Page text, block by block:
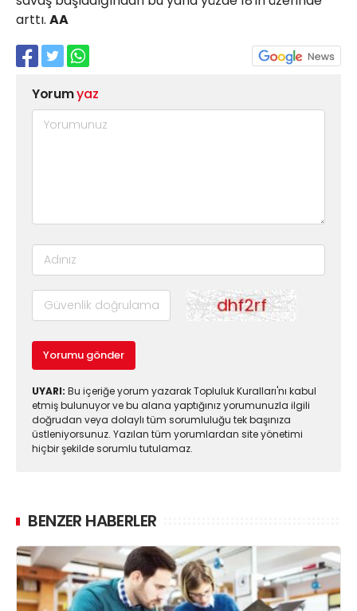
arttı. AA
Yorumyaz
Yorumu gönder
UYARI: Bu içeriğe yorum yazarak Topluluk Kuralları'nı kabul
etmiş bulunuyor ve bu alana yaptığınız yorumunuzla ilgili
doğrudan veya dolaylı tüm sorumluluğu tek başınıza
üstleniyorsunuz. Yazılan tüm yorumlardan site yönetimi
hiçbir şekilde sorumlu tutulamaz.
BENZER HABERLER